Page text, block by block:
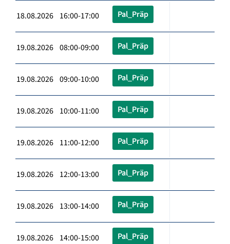
18.08.2026 16:00-17:00 Pal_Präp
19.08.2026 08:00-09:00 Pal_Präp
19.08.2026 09:00-10:00 Pal_Präp
19.08.2026 10:00-11:00 Pal_Präp
19.08.2026 11:00-12:00 Pal_Präp
19.08.2026 12:00-13:00 Pal_Präp
19.08.2026 13:00-14:00 Pal_Präp
19.08.2026 14:00-15:00 Pal_Präp